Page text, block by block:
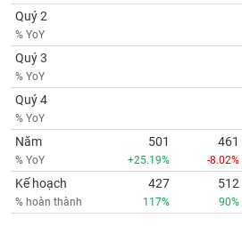
Quý 2
% YoY
Quý 3
% YoY
Quý 4
% YoY
Năm
% YoY
501
+25.19%
461
-8.02%
Kế hoạch
% hoàn thành
427
117%
512
90%